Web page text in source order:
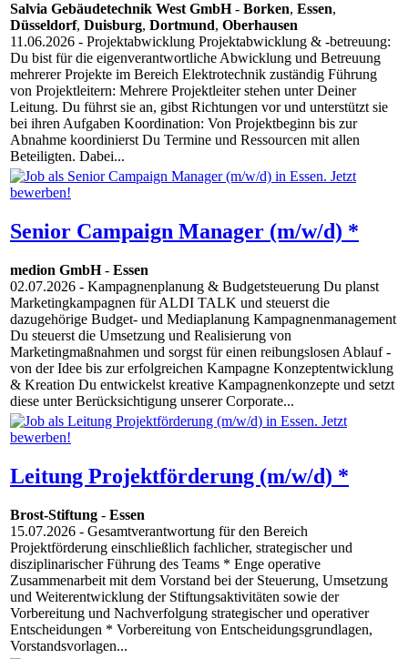
Salvia Gebäudetechnik West GmbH- Borken, Essen,
Düsseldorf, Duisburg, Dortmund, Oberhausen
11.06.2026 - Projektabwicklung Projektabwicklung & -betreuung:
Du bist für die eigenverantwortliche Abwicklung und Betreuung
mehrerer Projekte im Bereich Elektrotechnik zuständig Führung
von Projektleitern: Mehrere Projektleiter stehen unter Deiner
Leitung. Du führst sie an, gibst Richtungen vor und unterstützt sie
bei ihren Aufgaben Koordination: Von Projektbeginn bis zur
Abnahme koordinierst Du Termine und Ressourcen mit allen
Beteiligten. Dabei...
Senior Campaign Manager (m/w/d) *
medion GmbH- Essen
02.07.2026 - Kampagnenplanung & Budgetsteuerung Du planst
Marketingkampagnen für ALDI TALK und steuerst die
dazugehörige Budget- und Mediaplanung Kampagnenmanagement
Du steuerst die Umsetzung und Realisierung von
Marketingmaßnahmen und sorgst für einen reibungslosen Ablauf -
von der Idee bis zur erfolgreichen Kampagne Konzeptentwicklung
& Kreation Du entwickelst kreative Kampagnenkonzepte und setzt
diese unter Berücksichtigung unserer Corporate...
Leitung Projektförderung (m/w/d) *
Brost-Stiftung - Essen
15.07.2026 - Gesamtverantwortung für den Bereich
Projektförderung einschließlich fachlicher, strategischer und
disziplinarischer Führung des Teams * Enge operative
Zusammenarbeit mit dem Vorstand bei der Steuerung, Umsetzung
und Weiterentwicklung der Stiftungsaktivitäten sowie der
Vorbereitung und Nachverfolgung strategischer und operativer
Entscheidungen * Vorbereitung von Entscheidungsgrundlagen,
Vorstandsvorlagen...